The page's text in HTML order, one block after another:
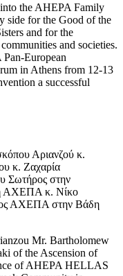
the AHEPA Family
side for the Good of the
and for the
and societies.
European
in Athens from 12-13
a successful
Αριανζού κ.
κ. Ζαχαρία
Σωτήρος στην
ΑΧΕΠΑ κ. Νίκο
ΑΧΕΠΑ στην Βάδη
Mr. Bartholomew
of the Ascension of
of AHEPA HELLAS